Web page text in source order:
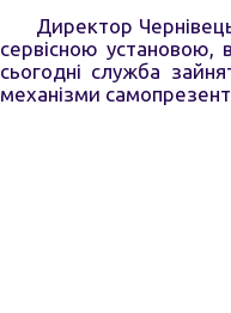
Директор
сервісною установою,
сьогодні служба
механізми